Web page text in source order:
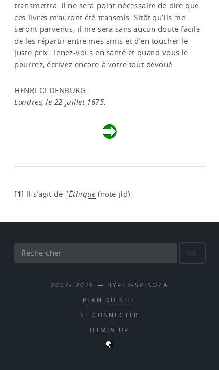
transmettra. Il ne sera point nécessaire de dire que
ces livres m’auront été transmis. Sitôt qu’ils me
seront parvenus, il me sera sans aucun doute facile
de les répartir entre mes amis et d’en toucher le
juste prix. Tenez-vous en santé et quand vous le
pourrez, écrivez encore à votre tout dévoué
HENRI OLDENBURG.
Londres, le 22 juillet 1675.
[1] Il s’agit de l’Éthique (note jld).
OK
2002- 2026 — HYPER-SPINOZA
PLAN DU SITE
SE CONNECTER
HTML5 UP